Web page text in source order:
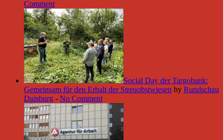
Comment
Social Day der Targobank:
Gemeinsam für den Erhalt der Streuobstwiesen by Rundschau
Duisburg - No Comment